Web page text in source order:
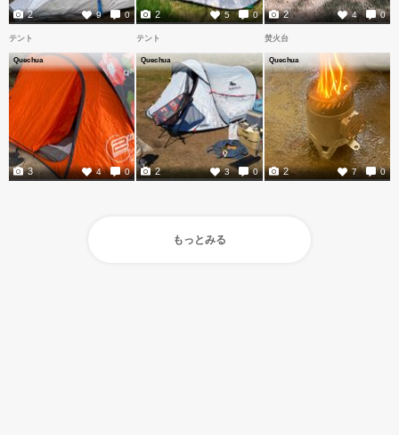
9 0
2 5 0
2 4 0
2
テント
Quechua
4 0
3
テント
Quechua
3 0
2
焚火台
Quechua
7 0
2
もっとみる